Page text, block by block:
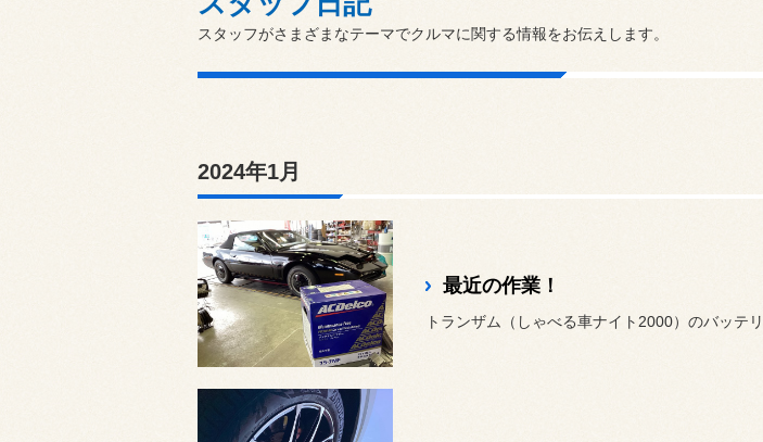
スタッフがさまざまなテーマでクルマに関する情報をお伝えします。
2024年1月
最近の作業！
トランザム（しゃべる車ナイト2000）のバッテ